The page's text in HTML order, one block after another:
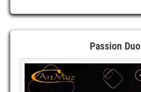
SHOES»
Passion Duo